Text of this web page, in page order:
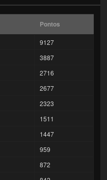
Pontos
9127
3887
2716
2677
2323
1511
1447
959
872